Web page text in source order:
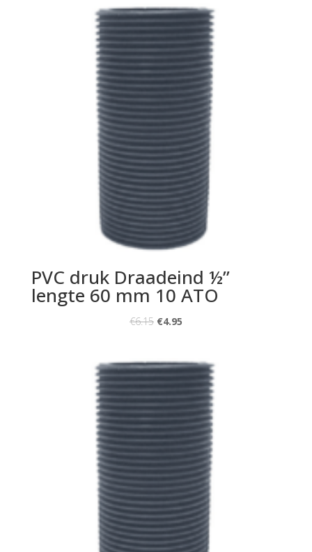
PVC druk Draadeind ½”
lengte 60 mm 10 ATO
€6.15 €4.95